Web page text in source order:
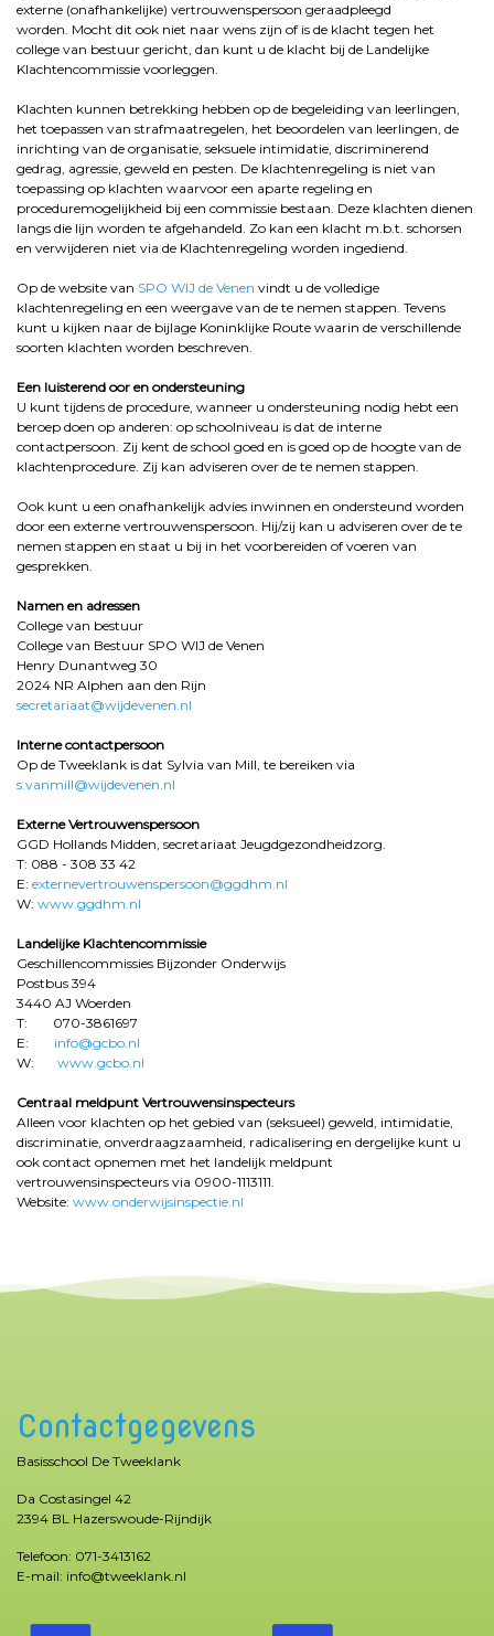
externe (onafhankelijke) vertrouwenspersoon geraadpleegd
worden. Mocht dit ook niet naar wens zijn of is de klacht tegen het
college van bestuur gericht, dan kunt u de klacht bij de Landelijke
Klachtencommissie voorleggen.
Klachten kunnen betrekking hebben op de begeleiding van leerlingen,
het toepassen van strafmaatregelen, het beoordelen van leerlingen, de
inrichting van de organisatie, seksuele intimidatie, discriminerend
gedrag, agressie, geweld en pesten. De klachtenregeling is niet van
toepassing op klachten waarvoor een aparte regeling en
proceduremogelijkheid bij een commissie bestaan. Deze klachten dienen
langs die lijn worden te afgehandeld. Zo kan een klacht m.b.t. schorsen
en verwijderen niet via de Klachtenregeling worden ingediend.
Op de website van SPO WIJ de Venen vindt u de volledige
klachtenregeling en een weergave van de te nemen stappen. Tevens
kunt u kijken naar de bijlage Koninklijke Route waarin de verschillende
soorten klachten worden beschreven.
Een luisterend oor en ondersteuning
U kunt tijdens de procedure, wanneer u ondersteuning nodig hebt een
beroep doen op anderen: op schoolniveau is dat de interne
contactpersoon. Zij kent de school goed en is goed op de hoogte van de
klachtenprocedure. Zij kan adviseren over de te nemen stappen.
Ook kunt u een onafhankelijk advies inwinnen en ondersteund worden
door een externe vertrouwenspersoon. Hij/zij kan u adviseren over de te
nemen stappen en staat u bij in het voorbereiden of voeren van
gesprekken.
Namen en adressen
College van bestuur
College van Bestuur SPO WIJ de Venen
Henry Dunantweg 30
2024 NR Alphen aan den Rijn
secretariaat@wijdevenen.nl
Interne contactpersoon
Op de Tweeklank is dat Sylvia van Mill, te bereiken via
s.vanmill@wijdevenen.nl
Externe Vertrouwenspersoon
GGD Hollands Midden, secretariaat Jeugdgezondheidzorg.
T: 088 - 308 33 42
E: externevertrouwenspersoon@ggdhm.nl
W: www.ggdhm.nl
Landelijke Klachtencommissie
Geschillencommissies Bijzonder Onderwijs
Postbus 394
3440 AJ Woerden
T: 070-3861697
E: info@gcbo.nl
W: www.gcbo.nl
Centraal meldpunt Vertrouwensinspecteurs
Alleen voor klachten op het gebied van (seksueel) geweld, intimidatie,
discriminatie, onverdraagzaamheid, radicalisering en dergelijke kunt u
ook contact opnemen met het landelijk meldpunt
vertrouwensinspecteurs via 0900-1113111.
Website: www.onderwijsinspectie.nl
Contactgegevens
Basisschool De Tweeklank
Da Costasingel 42
2394 BL Hazerswoude-Rijndijk
Telefoon: 071-3413162
E-mail: info@tweeklank.nl